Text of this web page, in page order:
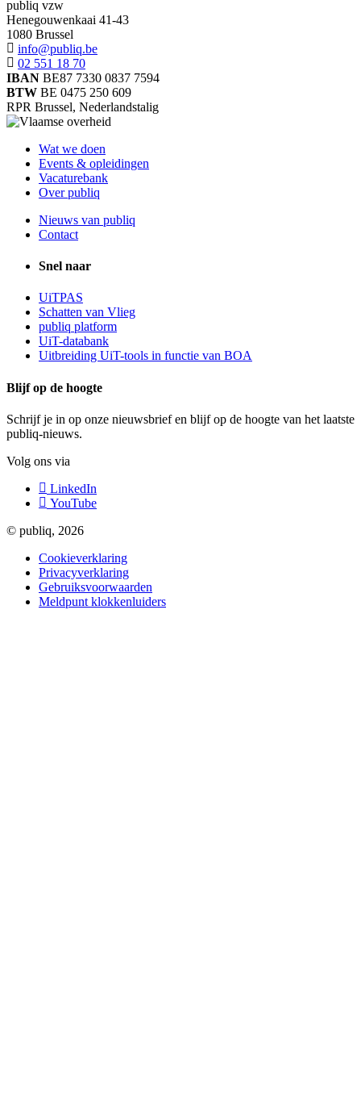
publiq vzw
Henegouwenkaai 41-43
1080 Brussel
info@publiq.be
02 551 18 70
IBAN BE87 7330 0837 7594
BTW BE 0475 250 609
RPR Brussel, Nederlandstalig
Wat we doen
Events & opleidingen
Vacaturebank
Over publiq
Nieuws van publiq
Contact
Snel naar
UiTPAS
Schatten van Vlieg
publiq platform
UiT-databank
Uitbreiding UiT-tools in functie van BOA
Blijf op de hoogte
Schrijf je in op onze nieuwsbrief en blijf op de hoogte van het laatste
publiq-nieuws.
Volg ons via
LinkedIn
YouTube
© publiq, 2026
Cookieverklaring
Privacyverklaring
Gebruiksvoorwaarden
Meldpunt klokkenluiders